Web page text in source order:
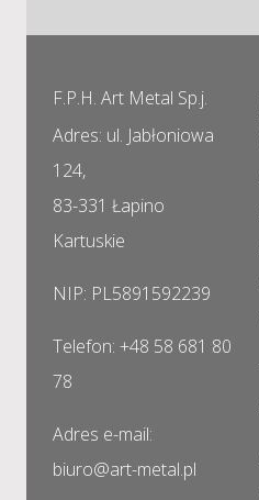
F.P.H. Art Metal Sp.j.
Adres: ul. Jabłoniowa
124,
83-331 Łapino
Kartuskie
NIP: PL5891592239
Telefon: +48 58 681 80
78
Adres e-mail:
biuro@art-metal.pl